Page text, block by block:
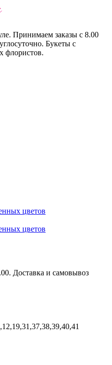
Принимаем заказы с 8.00
Букеты с
флористов.
цветов
цветов
Доставка и самовывоз